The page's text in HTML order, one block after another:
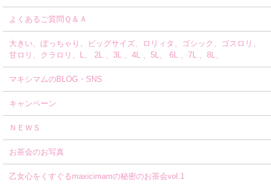
よくあるご質問Ｑ＆Ａ
大きい、ぽっちゃり、ビッグサイズ、ロリィタ、ゴシック、ゴスロリ、
甘ロリ、クラロリ、L、 2L 、3L 、4L 、5L、 6L 、7L 、8L、
マキシマムのBLOG・SNS
キャンペーン
ＮＥＷＳ
お茶会のお写真
乙女心をくすぐるmaxicimamの秘密のお茶会vol.1